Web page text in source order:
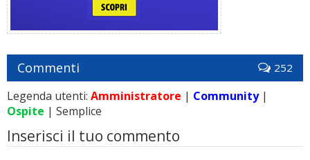
Commenti 252
Legenda utenti: Amministratore | Community|
Ospite | Semplice
Inserisci il tuo commento